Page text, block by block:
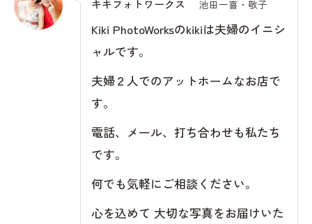
キキフォトワークス 池田一喜・敬子
Kiki PhotoWorksのkikiは夫婦のイニシ
ャルです。
夫婦２人でのアットホームなお店で
す。
電話、メール、打ち合わせも私たち
です。
何でも気軽にご相談ください。
心を込めて 大切な写真をお届けいた